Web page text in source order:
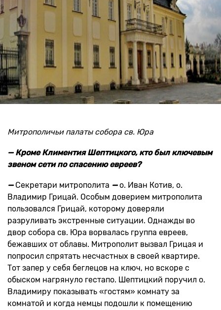
Митрополичьи палаты собора св. Юра
— Кроме Климентия Шептицкого, кто был ключевым
звеном сети по спасению евреев?
—Секретари митрополита —о. Иван Котив, о.
Владимир Грицай. Особым доверием митрополита
пользовался Грицай, которому доверяли
разруливать экстренные ситуации. Однажды во
двор собора св. Юра ворвалась группа евреев,
бежавших от облавы. Митрополит вызвал Грицая и
попросил спрятать несчастных в своей квартире.
Тот запер у себя беглецов на ключ, но вскоре с
обыском нагрянуло гестапо. Шептицкий поручил о.
Владимиру показывать «гостям» комнату за
комнатой и когда немцы подошли к помещению